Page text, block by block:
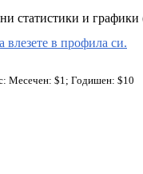
статистики и графики
влезете в профила си.
Месечен: $1; Годишен: $10